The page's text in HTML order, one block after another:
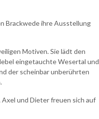
Brackwede ihre Ausstellung
Motiven. Sie lädt den
eingetauchte Wesertal und
der scheinbar unberührten
Axel und Dieter freuen sich auf